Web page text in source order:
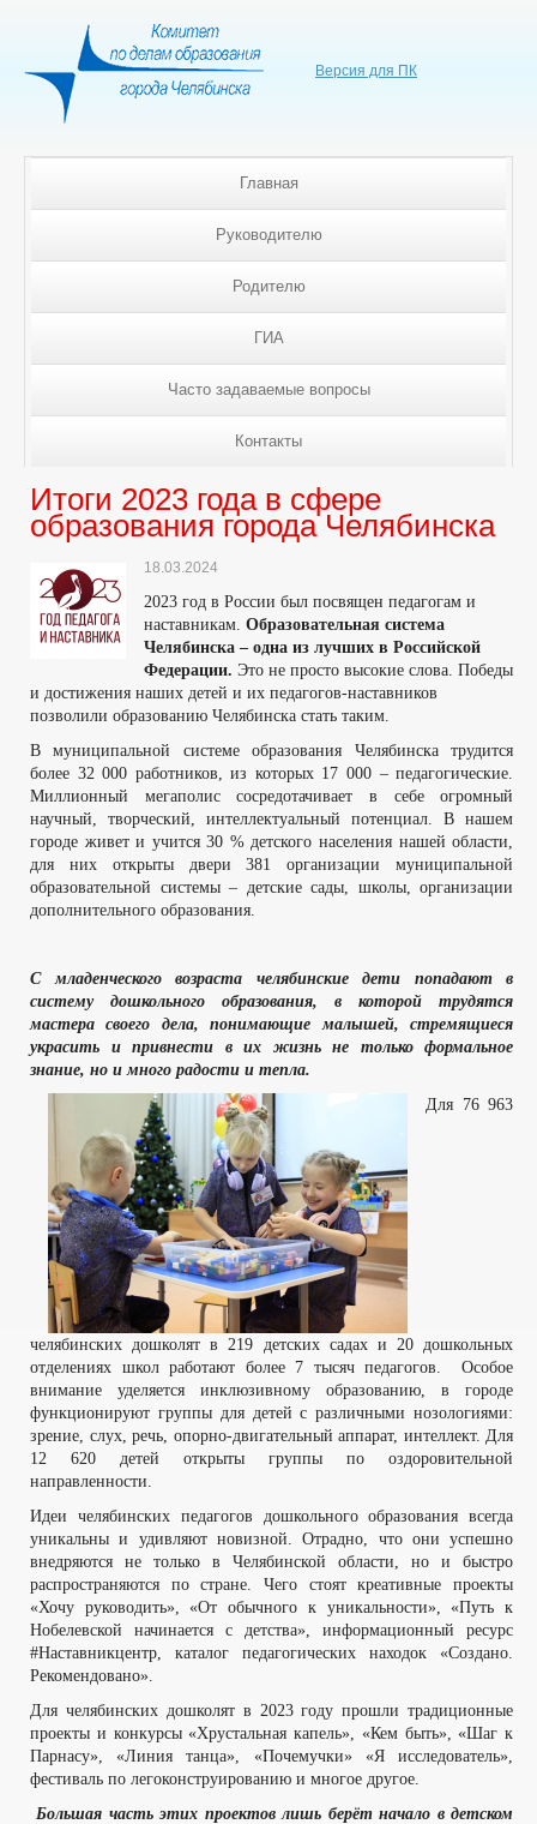
Версия для ПК
Главная
Руководителю
Родителю
ГИА
Часто задаваемые вопросы
Контакты
Итоги 2023 года в сфере
образования города Челябинска
18.03.2024
2023 год в России был посвящен педагогам и
наставникам. Образовательная система
Челябинска – одна из лучших в Российской
Федерации. Это не просто высокие слова. Победы
и достижения наших детей и их педагогов-наставников
позволили образованию Челябинска стать таким.
В муниципальной системе образования Челябинска трудится
более 32 000 работников, из которых 17 000 – педагогические.
Миллионный мегаполис сосредотачивает в себе огромный
научный, творческий, интеллектуальный потенциал. В нашем
городе живет и учится 30 % детского населения нашей области,
для них открыты двери 381 организации муниципальной
образовательной системы – детские сады, школы, организации
дополнительного образования.
С младенческого возраста челябинские дети попадают в
систему дошкольного образования, в которой трудятся
мастера своего дела, понимающие малышей, стремящиеся
украсить и привнести в их жизнь не только формальное
знание, но и много радости и тепла.
Для 76 963
челябинских дошколят в 219 детских садах и 20 дошкольных
отделениях школ работают более 7 тысяч педагогов. Особое
внимание уделяется инклюзивному образованию, в городе
функционируют группы для детей с различными нозологиями:
зрение, слух, речь, опорно-двигательный аппарат, интеллект. Для
12 620 детей открыты группы по оздоровительной
направленности.
Идеи челябинских педагогов дошкольного образования всегда
уникальны и удивляют новизной. Отрадно, что они успешно
внедряются не только в Челябинской области, но и быстро
распространяются по стране. Чего стоят креативные проекты
«Хочу руководить», «От обычного к уникальности», «Путь к
Нобелевской начинается с детства», информационный ресурс
#Наставникцентр, каталог педагогических находок «Создано.
Рекомендовано».
Для челябинских дошколят в 2023 году прошли традиционные
проекты и конкурсы «Хрустальная капель», «Кем быть», «Шаг к
Парнасу», «Линия танца», «Почемучки» «Я исследователь»,
фестиваль по легоконструированию и многое другое.
Большая часть этих проектов лишь берёт начало в детском